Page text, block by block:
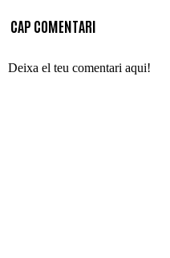
CAP COMENTARI
Deixa el teu comentari aqui!